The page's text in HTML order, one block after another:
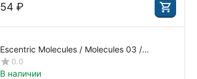
‍54‍ ₽
Escentric Molecules / Molecules 03 /
338839
0.0
В наличии